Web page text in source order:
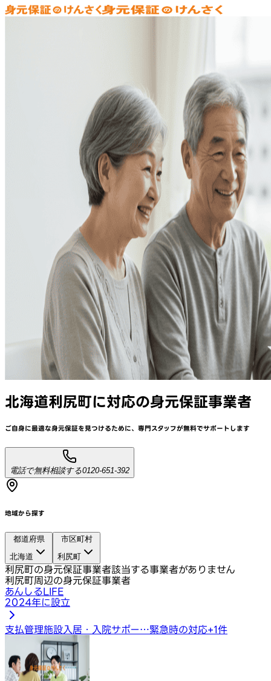
北海道利尻町に対応の身元保証事業者
ご自身に最適な身元保証を見つけるために、 専門スタッフが無料でサポートします
電話で無料相談する0120-651-392
地域から探す
都道府県
北海道
市区町村
利尻町
利尻町の身元保証事業者該当する事業者がありません
利尻町周辺の身元保証事業者
あんしるLIFE
2024年に設立
支払管理施設入居・入院サポー…緊急時の対応+1件